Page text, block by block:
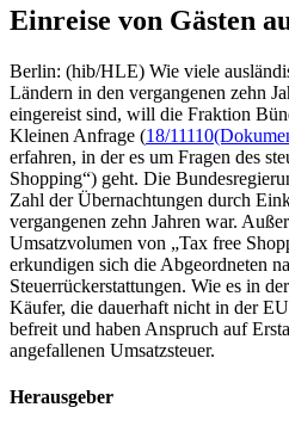
Einreise von Gästen
Berlin: (hib/HLE) Wie viele
Ländern in den vergangenen zehn
eingereist sind, will die Fraktion
Kleinen Anfrage (18/11110
erfahren, in der es um Fragen des
Shopping“) geht. Die
Zahl der Übernachtungen durch
vergangenen zehn Jahren war.
Umsatzvolumen von „Tax free
erkundigen sich die Abgeordneten
Steuerrückerstattungen. Wie es in
Käufer, die dauerhaft nicht in der
befreit und haben Anspruch auf
angefallenen Umsatzsteuer.
Herausgeber